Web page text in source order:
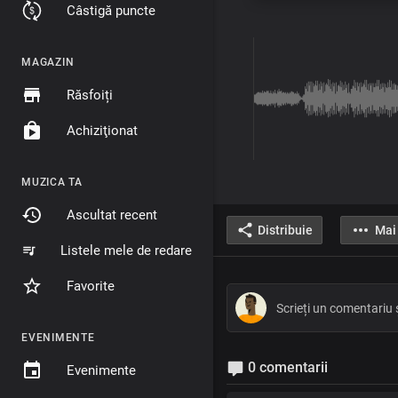
Câstigă puncte
MAGAZIN
Răsfoiți
Achiziţionat
MUZICA TA
Ascultat recent
Listele mele de redare
Favorite
EVENIMENTE
Evenimente
Distribuie
0 comentarii